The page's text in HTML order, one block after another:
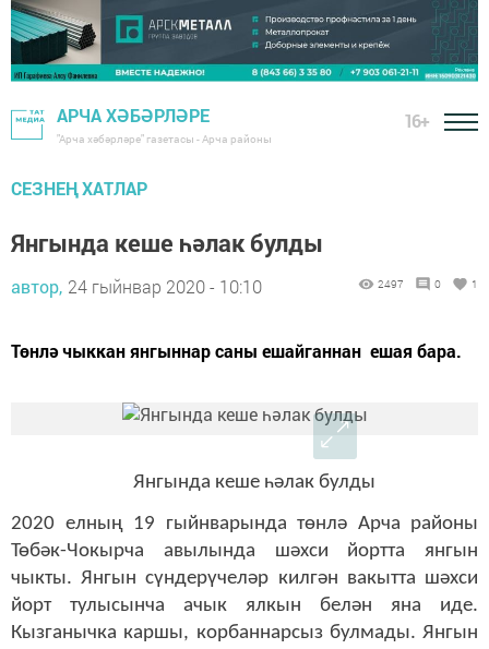
АРЧА ХӘБӘРЛӘРЕ
"Арча хәбәрләре" газетасы - Арча районы
16+
СЕЗНЕҢ ХАТЛАР
Янгында кеше һәлак булды
автор, 24 гыйнвар 2020 - 10:10 2497 0 1
Төнлә чыккан янгыннар саны ешайганнан ешая бара.
Янгында кеше һәлак булды
2020 елның 19 гыйнварында төнлә Арча районы
Төбәк-Чокырча авылында шәхси йортта янгын
чыкты. Янгын сүндерүчеләр килгән вакытта шәхси
йорт тулысынча ачык ялкын белән яна иде.
Кызганычка каршы, корбаннарсыз булмады. Янгын